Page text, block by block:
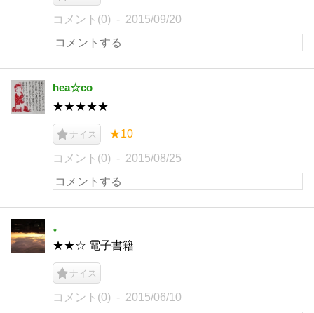
コメント(0) 2015/09/20
hea☆co
★★★★★
ナイス ★10
コメント(0) 2015/08/25
。
★★☆ 電子書籍
ナイス
コメント(0) 2015/06/10